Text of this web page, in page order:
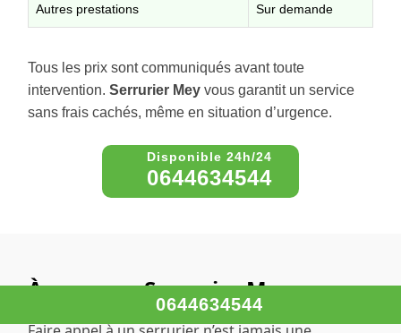
Autres prestations Sur demande
Tous les prix sont communiqués avant toute
intervention. Serrurier Mey vous garantit un service
sans frais cachés, même en situation d’urgence.
0644634544
À propos – Serrurier Mey
0644634544